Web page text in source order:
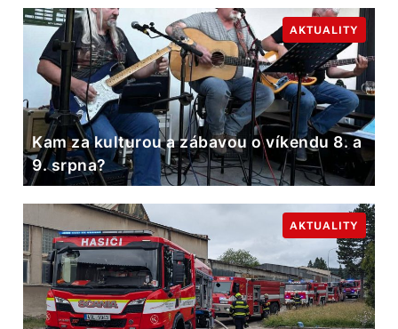
Kam za kulturou a zábavou o víkendu 8. a
9. srpna?
AKTUALITY
AKTUALITY